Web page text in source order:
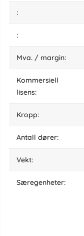
:
:
Mva. / margin:
kommersiell
lisens:
kropp:
antall dører:
vekt:
særegenheter: